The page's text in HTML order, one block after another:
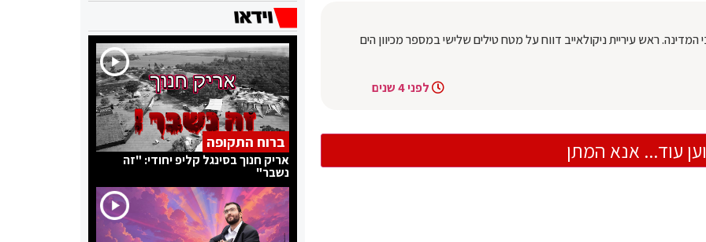
ראש עיריית ניקולאייב דווח על מטח טילים שלישי במספר מכיוון הים
לפני 4 שנים
עוד... אנא המתן ברוח התקופה
אריק חנוך בסינגל קליפ יחודי: "זה
נשבר"